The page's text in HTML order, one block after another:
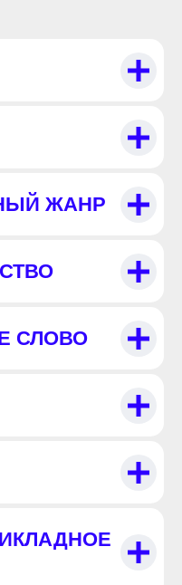
ЖАНР
СЛОВО